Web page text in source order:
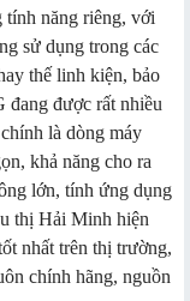
tính năng riêng, với
sử dụng trong các
thế linh kiện, bảo
được rất nhiều
là dòng máy
khả năng cho ra
lớn, tính ứng dụng
thị Hải Minh hiện
nhất trên thị trường,
chính hãng, nguồn